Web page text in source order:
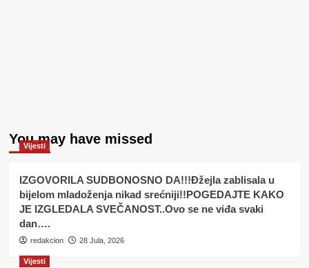
You may have missed
Vijesti
IZGOVORILA SUDBONOSNO DA!!!Đžejla zablisala u
bijelom mladoženja nikad srećniji!!POGEDAJTE KAKO
JE IZGLEDALA SVEČANOST..Ovo se ne viđa svaki
dan….
redakcion 28 Jula, 2026
Vijesti